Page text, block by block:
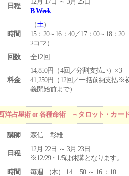
日程
12月 17日 ～ 3月 25日
B Week
時間
（土）
15：20～16：40／17：00～18：20
2コマ）
回数
全12回
料金
14,850円（4回／分割支払い）×3
41,250円（12回／一括前納支払※
義開始前まで）
洋占星術 or 各種命術 ～タロット・カー
講師 森信 彰雄
日程
12月 22日 ～ 3月 23日
※12/29・1/5は休講となります。
時間
毎週 （木） 14 ：50 ～ 16 ：10